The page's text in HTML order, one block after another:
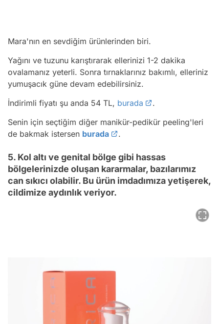
Mara'nın en sevdiğim ürünlerinden biri.
Yağını ve tuzunu karıştırarak ellerinizi 1-2 dakika
ovalamanız yeterli. Sonra tırnaklarınız bakımlı, elleriniz
yumuşacık güne devam edebilirsiniz.
İndirimli fiyatı şu anda 54 TL, burada
.
Senin için seçtiğim diğer manikür-pedikür peeling'leri
de bakmak istersen burada .
5. Kol altı ve genital bölge gibi hassas
bölgelerinizde oluşan kararmalar, bazılarımız
can sıkıcı olabilir. Bu ürün imdadımıza yetişerek,
cildimize aydınlık veriyor.